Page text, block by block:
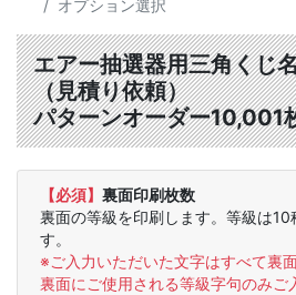
オプション選択
エアー抽選器用三角くじ
（見積り依頼）
パターンオーダー10,001
【必須】 裏面印刷枚数
裏面の等級を印刷します。等級は10
す。
※ご入力いただいた文字はすべて裏
裏面にご使用される等級字句のみご